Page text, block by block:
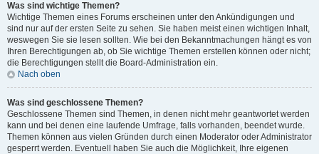
Was sind wichtige Themen?
Wichtige Themen eines Forums erscheinen unter den Ankündigungen und
sind nur auf der ersten Seite zu sehen. Sie haben meist einen wichtigen Inhalt,
weswegen Sie sie lesen sollten. Wie bei den Bekanntmachungen hängt es von
Ihren Berechtigungen ab, ob Sie wichtige Themen erstellen können oder nicht;
die Berechtigungen stellt die Board-Administration ein.
Nach oben
Was sind geschlossene Themen?
Geschlossene Themen sind Themen, in denen nicht mehr geantwortet werden
kann und bei denen eine laufende Umfrage, falls vorhanden, beendet wurde.
Themen können aus vielen Gründen durch einen Moderator oder Administrator
gesperrt werden. Eventuell haben Sie auch die Möglichkeit, Ihre eigenen